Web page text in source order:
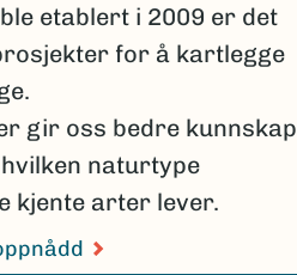
etablert i 2009 er det
for å kartlegge
gir oss bedre kunnskap
naturtype
kjente arter lever.